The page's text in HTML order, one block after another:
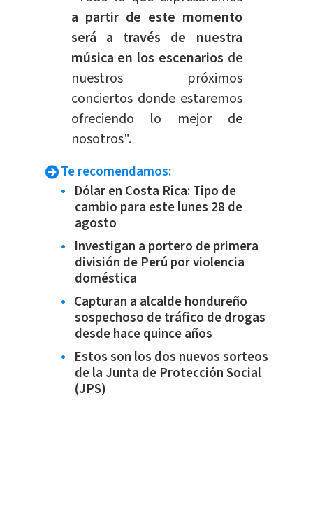
a partir de este momento
será a través de nuestra
música en los escenarios de
nuestros próximos
conciertos donde estaremos
ofreciendo lo mejor de
nosotros".
Te recomendamos:
Dólar en Costa Rica: Tipo de
cambio para este lunes 28 de
agosto
Investigan a portero de primera
división de Perú por violencia
doméstica
Capturan a alcalde hondureño
sospechoso de tráfico de drogas
desde hace quince años
Estos son los dos nuevos sorteos
de la Junta de Protección Social
(JPS)